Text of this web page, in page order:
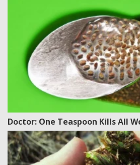
Doctor: One Teaspoon Kills All